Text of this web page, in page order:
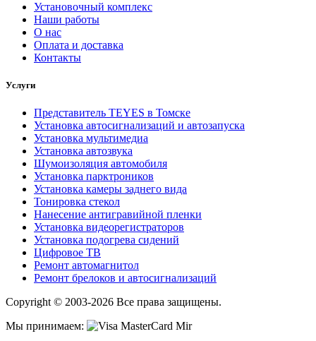
Установочный комплекс
Наши работы
О нас
Оплата и доставка
Контакты
Услуги
Представитель TEYES в Томске
Установка автосигнализаций и автозапуска
Установка мультимедиа
Установка автозвука
Шумоизоляция автомобиля
Установка парктроников
Установка камеры заднего вида
Тонировка стекол
Нанесение антигравийной пленки
Установка видеорегистраторов
Установка подогрева сидений
Цифровое ТВ
Ремонт автомагнитол
Ремонт брелоков и автосигнализаций
Copyright © 2003-2026 Все права защищены.
Мы принимаем: